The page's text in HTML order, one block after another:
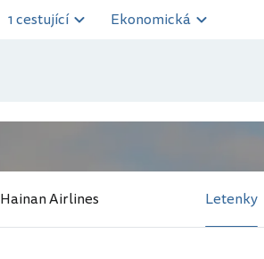
1 cestující Ekonomická
Hainan Airlines Letenky